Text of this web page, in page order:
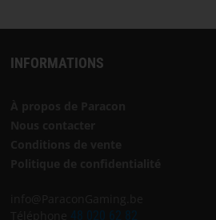
INFORMATIONS
48 020 62 82